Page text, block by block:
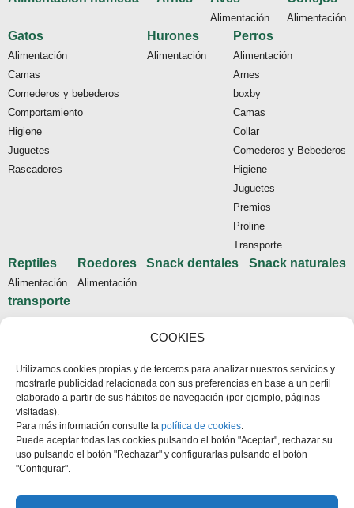
COOKIES
Utilizamos cookies propias y de terceros para analizar nuestros servicios y
mostrarle publicidad relacionada con sus preferencias en base a un perfil
elaborado a partir de sus hábitos de navegación (por ejemplo, páginas
visitadas).
Para más información consulte la política de cookies.
Puede aceptar todas las cookies pulsando el botón "Aceptar", rechazar su
uso pulsando el botón "Rechazar" y configurarlas pulsando el botón
"Configurar".
Alimentación Alimentación
Gatos
Alimentación
Camas
Comederos y bebederos
Comportamiento
Higiene
Juguetes
Rascadores
Hurones
Alimentación
Perros
Alimentación
Arnes
boxby
Camas
Collar
Comederos y Bebederos
Higiene
Juguetes
Premios
Proline
Transporte
Reptiles
Alimentación
Roedores
Alimentación
Snack dentales Snack naturales
transporte
Contacto
Aviso legal
Política de cookies
Condiciones de compra